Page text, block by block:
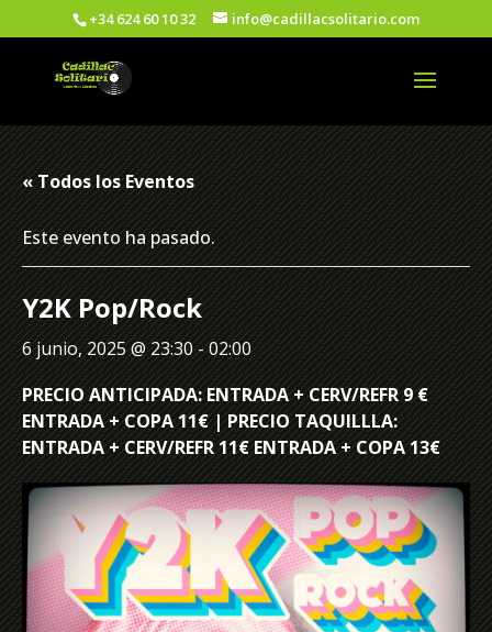
+34 624 60 10 32 info@cadillacsolitario.com
« Todos los Eventos
Este evento ha pasado.
Y2K Pop/Rock
6 junio, 2025 @ 23:30-02:00
PRECIO ANTICIPADA: ENTRADA + CERV/REFR 9 €
ENTRADA + COPA 11€ | PRECIO TAQUILLLA:
ENTRADA + CERV/REFR 11€ ENTRADA + COPA 13€